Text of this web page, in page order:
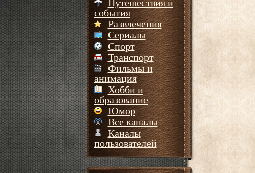
Путешествия и
события
Развлечения
Сериалы
Спорт
Транспорт
Фильмы и
анимация
Хобби и
образование
Юмор
Все каналы
Каналы
пользователей